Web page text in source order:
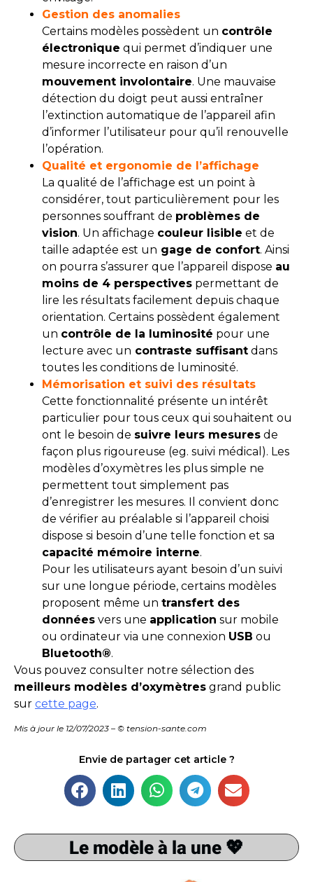
Gestion des anomalies
Certains modèles possèdent un contrôle
électronique qui permet d’indiquer une
mesure incorrecte en raison d’un
mouvement involontaire. Une mauvaise
détection du doigt peut aussi entraîner
l’extinction automatique de l’appareil afin
d’informer l’utilisateur pour qu’il renouvelle
l’opération.
Qualité et ergonomie de l’affichage
La qualité de l’affichage est un point à
considérer, tout particulièrement pour les
personnes souffrant de problèmes de
vision. Un affichage couleur lisible et de
taille adaptée est un gage de confort. Ainsi
on pourra s’assurer que l’appareil dispose au
moins de 4 perspectives permettant de
lire les résultats facilement depuis chaque
orientation. Certains possèdent également
un contrôle de la luminosité pour une
lecture avec un contraste suffisant dans
toutes les conditions de luminosité.
Mémorisation et suivi des résultats
Cette fonctionnalité présente un intérêt
particulier pour tous ceux qui souhaitent ou
ont le besoin de suivre leurs mesures de
façon plus rigoureuse (eg. suivi médical). Les
modèles d’oxymètres les plus simple ne
permettent tout simplement pas
d’enregistrer les mesures. Il convient donc
de vérifier au préalable si l’appareil choisi
dispose si besoin d’une telle fonction et sa
capacité mémoire interne.
Pour les utilisateurs ayant besoin d’un suivi
sur une longue période, certains modèles
proposent même un transfert des
données vers une application sur mobile
ou ordinateur via une connexion USB ou
Bluetooth®.
Vous pouvez consulter notre sélection des
meilleurs modèles d’oxymètres grand public
sur cette page.
Mis à jour le 12/07/2023 – © tension-sante.com
Envie de partager cet article ?
Le modèle à la une 💖